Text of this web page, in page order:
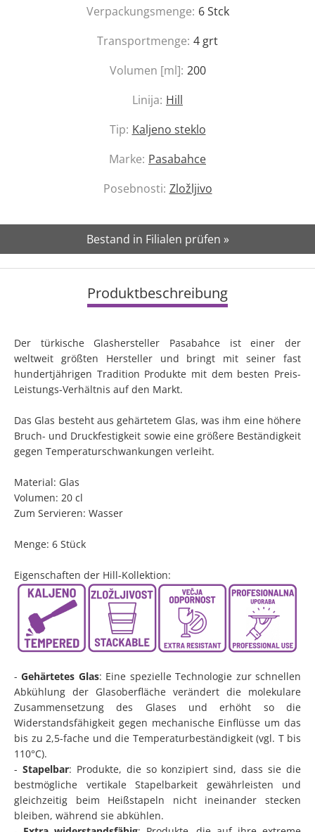
Verpackungsmenge: 6Stck
Transportmenge: 4 grt
Volumen [ml]: 200
Linija: Hill
Tip: Kaljeno steklo
Marke: Pasabahce
Posebnosti: Zložljivo
Bestand in Filialen prüfen »
Produktbeschreibung
Der türkische Glashersteller Pasabahce ist einer der
weltweit größten Hersteller und bringt mit seiner fast
hundertjährigen Tradition Produkte mit dem besten Preis-
Leistungs-Verhältnis auf den Markt.
Das Glas besteht aus gehärtetem Glas, was ihm eine höhere
Bruch- und Druckfestigkeit sowie eine größere Beständigkeit
gegen Temperaturschwankungen verleiht.
Material: Glas
Volumen: 20 cl
Zum Servieren: Wasser
Menge: 6 Stück
Eigenschaften der Hill-Kollektion:
-Gehärtetes Glas: Eine spezielle Technologie zur schnellen
Abkühlung der Glasoberfläche verändert die molekulare
Zusammensetzung des Glases und erhöht so die
Widerstandsfähigkeit gegen mechanische Einflüsse um das
bis zu 2,5-fache und die Temperaturbeständigkeit (vgl. T bis
110°C).
- Stapelbar: Produkte, die so konzipiert sind, dass sie die
bestmögliche vertikale Stapelbarkeit gewährleisten und
gleichzeitig beim Heißstapeln nicht ineinander stecken
bleiben, während sie abkühlen.